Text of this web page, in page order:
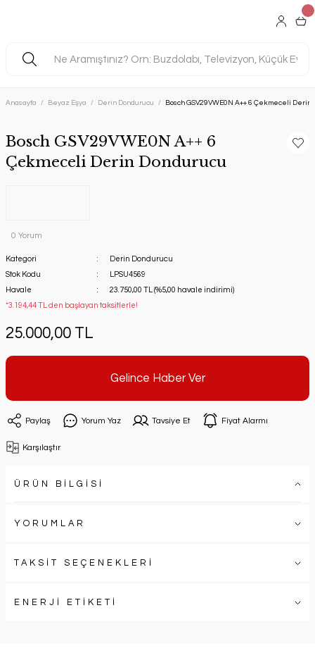
Anasayfa Beyaz Eşya Derin Dondurucu Bosch GSV29VWE0N A++ 6 Çekmeceli Derin
Bosch GSV29VWE0N A++ 6
Çekmeceli Derin Dondurucu
0 Yorum
Kategori
Derin Dondurucu
Stok Kodu
LPSU4569
Havale
23.750,00 TL (%5,00 havale indirimi)
*3.194,44 TL den başlayan taksitlerle!
25.000,00 TL
Gelince Haber Ver
Paylaş Yorum Yaz Tavsiye Et Fiyat Alarmı
Karşılaştır
ÜRÜN BİLGİSİ
YORUMLAR
TAKSİT SEÇENEKLERİ
ENERJİ ETİKETİ